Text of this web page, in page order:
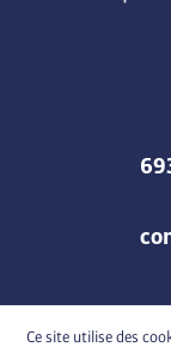
Mentions
Ce site utilise des